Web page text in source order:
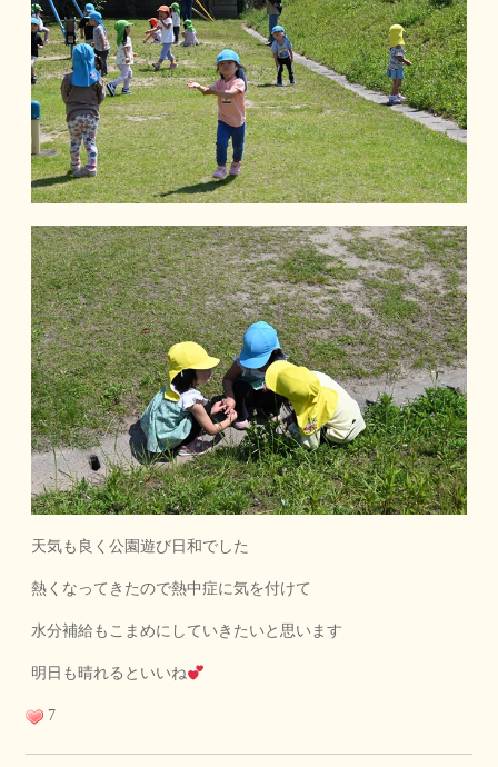
天気も良く公園遊び日和でした
熱くなってきたので熱中症に気を付けて
水分補給もこまめにしていきたいと思います
明日も晴れるといいね
7